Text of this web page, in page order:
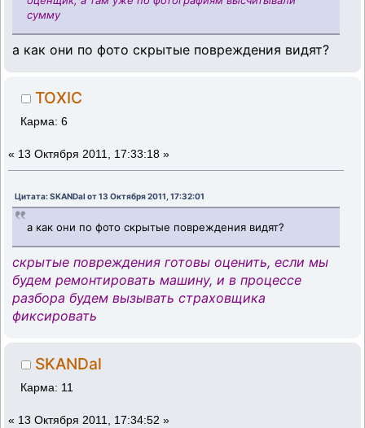
сумму
а как они по фото скрытые повреждения видят?
TOXIC
Карма: 6
« 13 Октября 2011, 17:33:18 »
Цитата: SKANDal от 13 Октября 2011, 17:32:01
а как они по фото скрытые повреждения видят?
скрытые повреждения готовы оценить, если мы
будем ремонтировать машину, и в процессе
разбора будем вызывать страховщика
фиксировать
SKANDal
Карма: 11
« 13 Октября 2011, 17:34:52 »